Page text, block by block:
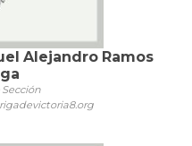
Alejandro Ramos